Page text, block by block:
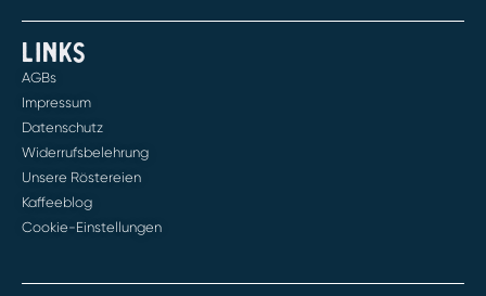
LINKS
AGBs
Impressum
Datenschutz
Widerrufsbelehrung
Unsere Röstereien
Kaffeeblog
Cookie-Einstellungen